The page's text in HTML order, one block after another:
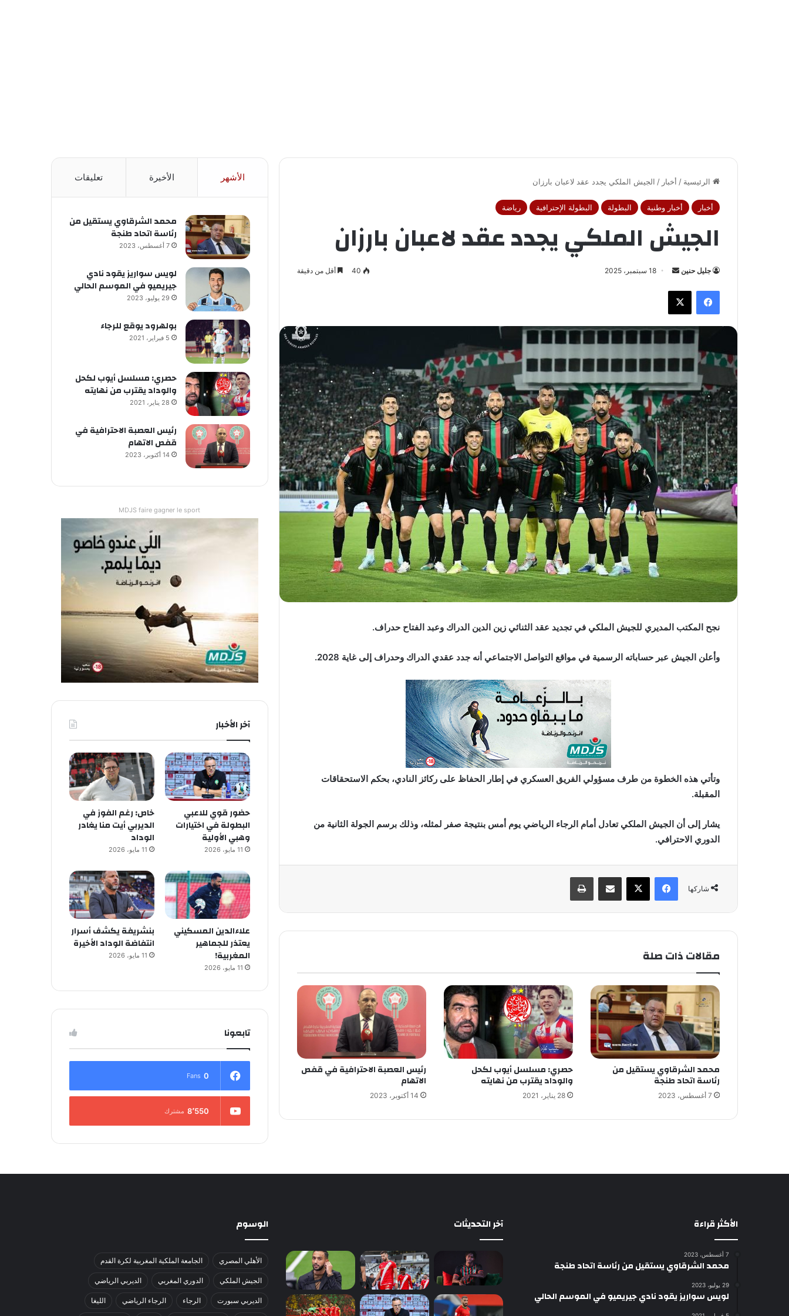
الرئيسية / أخبار / الجيش الملكي يجدد عقد لاعبان بارزان
أخبار أخبار وطنية البطولة البطولة الإحترافية رياضة
الجيش الملكي يجدد عقد لاعبان بارزان
جليل حنين
ل
ب
ر
د
ا
إ
ل
ك
ت
ر
و
ن
ي
ا
18 سبتمبر، 2025 40 أقل من دقيقة
فيسبوك
نجح المكتب المديري للجيش الملكي في تجديد عقد الثنائي زين الدين الدراك وعبد الفتاح حدراف.
وأعلن الجيش عبر حساباته الرسمية في مواقع التواصل الاجتماعي أنه جدد عقدي الدراك وحدراف إلى غاية 2028.
وتأتي هذه الخطوة من طرف مسؤولي الفريق العسكري في إطار الحفاظ على ركائز النادي، بحكم الاستحقاقات
المقبلة.
يشار إلى أن الجيش الملكي تعادل أمام الرجاء الرياضي يوم أمس بنتيجة صفر لمثله، وذلك برسم الجولة الثانية من
الدوري الاحترافي.
شاركها
فيسبوك
مقالات ذات صلة
محمد الشرقاوي يستقيل من
رئاسة اتحاد طنجة
7 أغسطس، 2023
حصري: مسلسل أيوب لكحل
والوداد يقترب من نهايته
28 يناير، 2021
رئيس العصبة الاحترافية في قفص
الاتهام
14 أكتوبر، 2023
الأشهر الأخيرة تعليقات
محمد الشرقاوي يستقيل من
رئاسة اتحاد طنجة
7 أغسطس، 2023
لويس سواريز يقود نادي
جيريميو في الموسم الحالي
29 يوليو، 2023
بولهرود يوقع للرجاء
5 فبراير، 2021
حصري: مسلسل أيوب لكحل
والوداد يقترب من نهايته
28 يناير، 2021
رئيس العصبة الاحترافية في
قفص الاتهام
14 أكتوبر، 2023
MDJS faire gagner le sport
آخر الأخبار
حضور قوي للاعبي
البطولة في اختيارات
وهبي الأولية
11 مايو، 2026
خاص: رغم الفوز في
الديربي أيت منا يغادر
الوداد
11 مايو، 2026
علاءالدين المسكيني
يعتذر للجماهير
المغربية!
11 مايو، 2026
بنشريفة يكشف أسرار
انتفاضة الوداد الأخيرة
11 مايو، 2026
تابعونا
0
Fans
8٬550 مشترك
الأكثر قراءة
7 أغسطس، 2023
محمد الشرقاوي يستقيل من رئاسة اتحاد طنجة
29 يوليو، 2023
لويس سواريز يقود نادي جيريميو في الموسم الحالي
آخر التحديثات الوسوم
الأهلي المصري الجامعة الملكية المغربية لكرة القدم
الجيش الملكي الدوري المغربي الديربي الرياضي
الديربي سبورت الرجاء الرجاء الرياضي الليغا